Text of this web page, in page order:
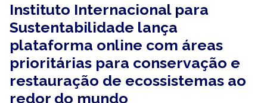
Instituto Internacional para
Sustentabilidade lança
plataforma online com áreas
prioritárias para conservação e
restauração de ecossistemas ao
redor do mundo